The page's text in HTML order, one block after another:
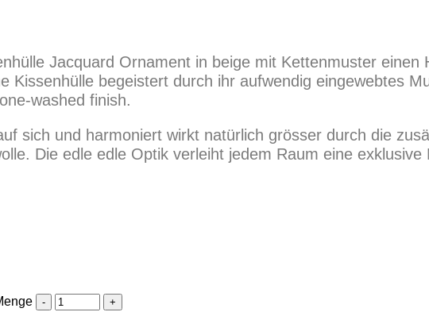
Jacquard Ornament in beige mit Kettenmuster einen
Kissenhülle begeistert durch ihr aufwendig eingewebtes
washed finish.
sich und harmoniert wirkt natürlich grösser durch die
Die edle edle Optik verleiht jedem Raum eine exklusive